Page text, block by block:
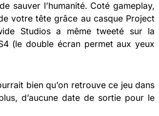
sauver l’humanité. Coté gameplay,
votre tête grâce au casque Project
Studios a même tweeté sur la
(le double écran permet aux yeux
bien qu’on retrouve ce jeu dans
d’aucune date de sortie pour le